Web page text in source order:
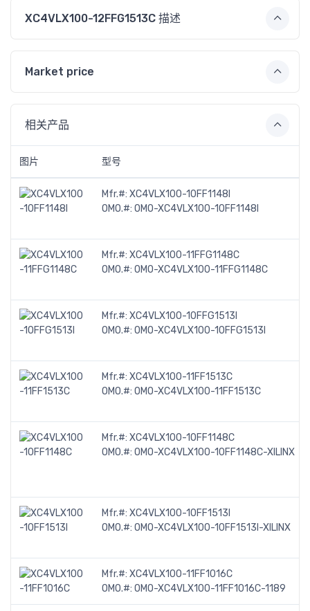
XC4VLX100-12FFG1513C 描述
Market price
相关产品
图片 型号
Mfr.#: XC4VLX100-10FF1148I
OMO.#: OMO-XC4VLX100-10FF1148I
Mfr.#: XC4VLX100-11FFG1148C
OMO.#: OMO-XC4VLX100-11FFG1148C
Mfr.#: XC4VLX100-10FFG1513I
OMO.#: OMO-XC4VLX100-10FFG1513I
Mfr.#: XC4VLX100-11FF1513C
OMO.#: OMO-XC4VLX100-11FF1513C
Mfr.#: XC4VLX100-10FF1148C
OMO.#: OMO-XC4VLX100-10FF1148C-XILINX
Mfr.#: XC4VLX100-10FF1513I
OMO.#: OMO-XC4VLX100-10FF1513I-XILINX
Mfr.#: XC4VLX100-11FF1016C
OMO.#: OMO-XC4VLX100-11FF1016C-1189